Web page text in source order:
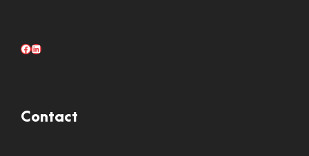
Facebook LinkedIn
Contact